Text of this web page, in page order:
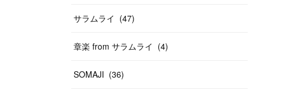
サラムライ (47)
章楽 from サラムライ (4)
SOMAJI (36)